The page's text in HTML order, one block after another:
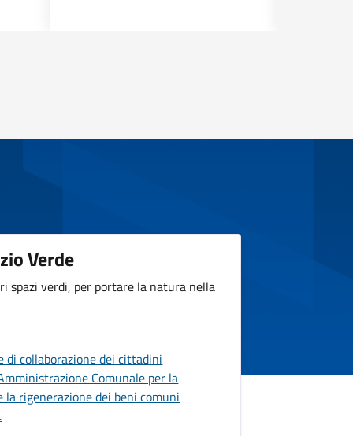
Verde
spazi verdi, per portare la natura nella
di collaborazione dei cittadini
Comunale per la
la rigenerazione dei beni comuni